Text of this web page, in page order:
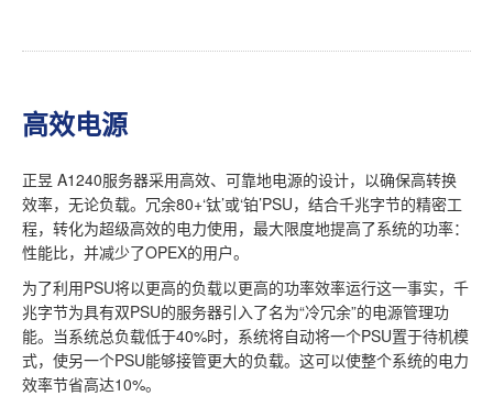
高效电源
正昱 A1240服务器采用高效、可靠地电源的设计，以确保高转换
效率，无论负载。冗余80+‘钛’或‘铂’PSU，结合千兆字节的精密工
程，转化为超级高效的电力使用，最大限度地提高了系统的功率：
性能比，并减少了OPEX的用户。
为了利用PSU将以更高的负载以更高的功率效率运行这一事实，千
兆字节为具有双PSU的服务器引入了名为“冷冗余”的电源管理功
能。当系统总负载低于40%时，系统将自动将一个PSU置于待机模
式，使另一个PSU能够接管更大的负载。这可以使整个系统的电力
效率节省高达10%。